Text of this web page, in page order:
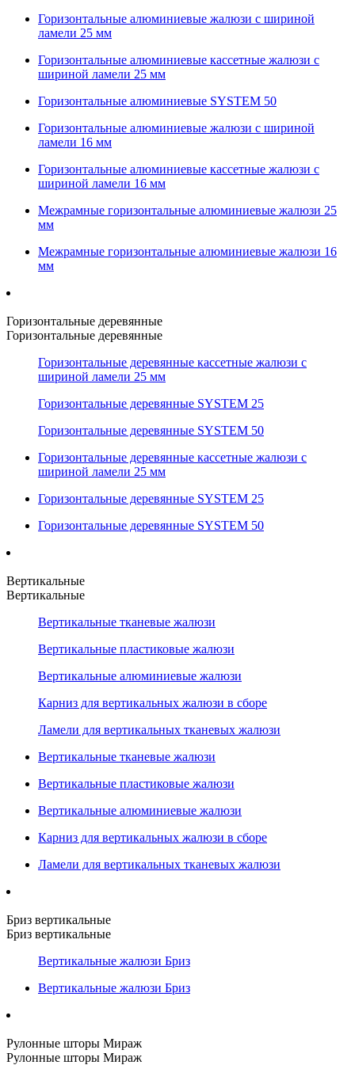
Горизонтальные алюминиевые жалюзи с шириной
ламели 25 мм
Горизонтальные алюминиевые кассетные жалюзи с
шириной ламели 25 мм
Горизонтальные алюминиевые SYSTEM 50
Горизонтальные алюминиевые жалюзи с шириной
ламели 16 мм
Горизонтальные алюминиевые кассетные жалюзи с
шириной ламели 16 мм
Межрамные горизонтальные алюминиевые жалюзи 25
мм
Межрамные горизонтальные алюминиевые жалюзи 16
мм
Горизонтальные деревянные
Горизонтальные деревянные
Горизонтальные деревянные кассетные жалюзи с
шириной ламели 25 мм
Горизонтальные деревянные SYSTEM 25
Горизонтальные деревянные SYSTEM 50
Горизонтальные деревянные кассетные жалюзи с
шириной ламели 25 мм
Горизонтальные деревянные SYSTEM 25
Горизонтальные деревянные SYSTEM 50
Вертикальные
Вертикальные
Вертикальные тканевые жалюзи
Вертикальные пластиковые жалюзи
Вертикальные алюминиевые жалюзи
Карниз для вертикальных жалюзи в сборе
Ламели для вертикальных тканевых жалюзи
Вертикальные тканевые жалюзи
Вертикальные пластиковые жалюзи
Вертикальные алюминиевые жалюзи
Карниз для вертикальных жалюзи в сборе
Ламели для вертикальных тканевых жалюзи
Бриз вертикальные
Бриз вертикальные
Вертикальные жалюзи Бриз
Вертикальные жалюзи Бриз
Рулонные шторы Мираж
Рулонные шторы Мираж